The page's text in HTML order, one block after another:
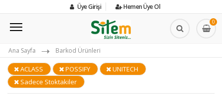
Üye Girişi Hemen Üye Ol
0
Ana Sayfa Barkod Ürünleri
ACLASS POSSIFY
UNITECH
Sadece Stoktakiler